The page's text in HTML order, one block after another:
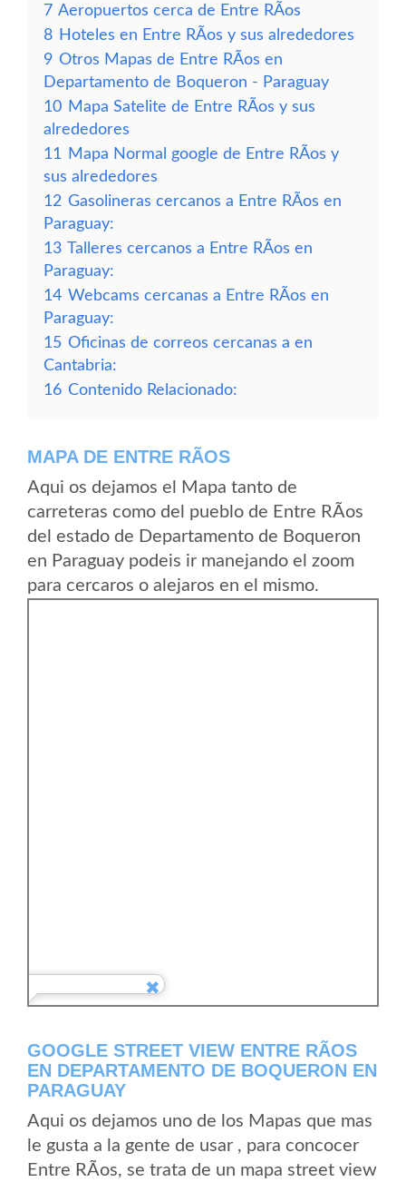
7 Aeropuertos cerca de Entre RÃ­os
8 Hoteles en Entre RÃ­os y sus alrededores
9 Otros Mapas de Entre RÃ­os en
Departamento de Boqueron - Paraguay
10 Mapa Satelite de Entre RÃ­os y sus
alrededores
11
Mapa Normal google de Entre RÃ­os y
sus alrededores
12 Gasolineras cercanos a Entre RÃ­os en
Paraguay:
13 Talleres cercanos a Entre RÃ­os en
Paraguay:
14 Webcams cercanas a Entre RÃ­os en
Paraguay:
15 Oficinas de correos cercanas a en
Cantabria:
16 Contenido Relacionado:
MAPA DE ENTRE RÃ­OS
Aqui os dejamos el Mapa tanto de
carreteras como del pueblo de Entre RÃ­os
del estado de Departamento de Boqueron
en Paraguay podeis ir manejando el zoom
para cercaros o alejaros en el mismo.
GOOGLE STREET VIEW ENTRE RÃ­OS
EN DEPARTAMENTO DE BOQUERON EN
PARAGUAY
Aqui os dejamos uno de los Mapas que mas
le gusta a la gente de usar , para concocer
Entre RÃ­os, se trata de un mapa street view